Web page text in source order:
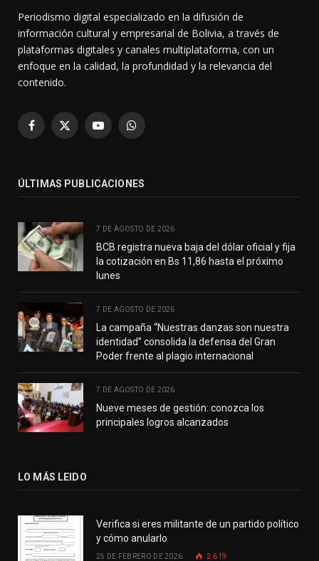
Periodismo digital especializado en la difusión de
información cultural y empresarial de Bolivia, a través de
plataformas digitales y canales multiplataforma, con un
enfoque en la calidad, la profundidad y la relevancia del
contenido.
Facebook
X
YouTubeWhatsApp
ÚLTIMAS PUBLICACIONES
7 DE AGOSTO DE 2026
BCB registra nueva baja del dólar oficial y fija
la cotización en Bs 11,86 hasta el próximo
lunes
7 DE AGOSTO DE 2026
La campaña “Nuestras danzas son nuestra
identidad” consolida la defensa del Gran
Poder frente al plagio internacional
7 DE AGOSTO DE 2026
Nueve meses de gestión: conozca los
principales logros alcanzados
LO MÁS LEIDO
Verifica si eres militante de un partido político
y cómo anularlo
25 DE FEBRERO DE 2026 2.619